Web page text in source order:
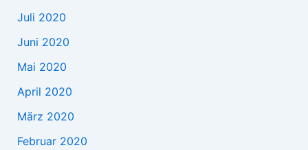
Juli 2020
Juni 2020
Mai 2020
April 2020
März 2020
Februar 2020